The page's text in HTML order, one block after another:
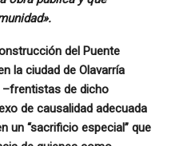
del Puente
la ciudad de Olavarría
de dicho
de causalidad adecuada
un “sacrificio especial” que